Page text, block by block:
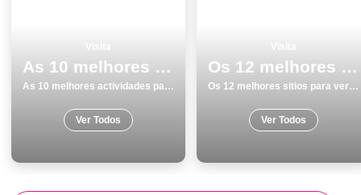
As 10 melhores actividades para fazer e visitar em AlcobaÃ§a
As 10 melhores actividades para fazer e visitar em AlcobaÃ§a
Ver Todos
Os 12 melhores sitios para ver e visitar em Beja
Os 12 melhores sitios para ver e visitar em Beja
Ver Todos